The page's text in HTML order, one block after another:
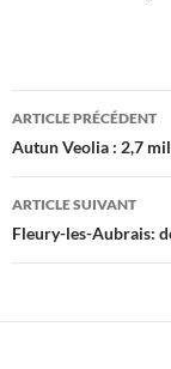
Navigation
des
articles
ARTICLE PRÉCÉDENT
Autun Veolia : 2,7
ARTICLE SUIVANT
Fleury-les-Aubrais: